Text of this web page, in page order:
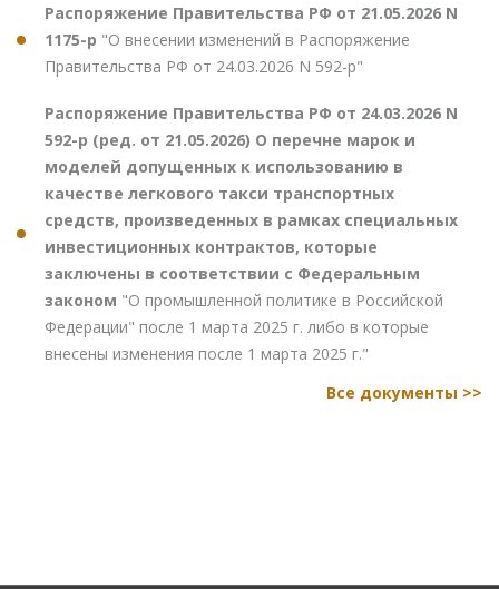
Распоряжение Правительства РФ от 21.05.2026 N
1175-р "О внесении изменений в Распоряжение
Правительства РФ от 24.03.2026 N 592-р"
Распоряжение Правительства РФ от 24.03.2026 N
592-р (ред. от 21.05.2026) О перечне марок и
моделей допущенных к использованию в
качестве легкового такси транспортных
средств, произведенных в рамках специальных
инвестиционных контрактов, которые
заключены в соответствии с Федеральным
законом "О промышленной политике в Российской
Федерации" после 1 марта 2025 г. либо в которые
внесены изменения после 1 марта 2025 г."
Все документы >>